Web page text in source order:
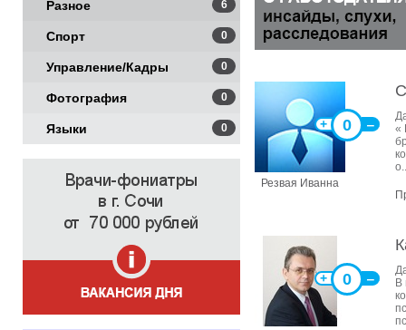
Резвая Иванна
0
+ ‒
«
0
+ ‒
В
Разное 6
Спорт 0
Управление/Кадры 0
Фотография 0
Языки 0